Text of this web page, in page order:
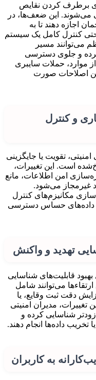
برطرف کردن نقایص
می‌شوند. این ضعف‌ها، در
اجازه دهند تا به
کنترل کامل یک سیستم
می‌توانند مسیر
و جلوی دسترسی
موارد، حملات سایبری
اصلاحات صورت
و کنترل
تقویت یا جایگزینی
است. این تغییرات،
امن اطلاعات، مانع
غیرمجاز می‌شود.
مکانیزم‌های کنترل
داده‌های حساس دسترسی
قابلیت‌های شناسایی
می‌توانند شامل
دقت ثبت وقایع، یا
تغییرات، مدیران امنیتی
شناسایی کرده و
تخریب داده‌ها انجام دهند.